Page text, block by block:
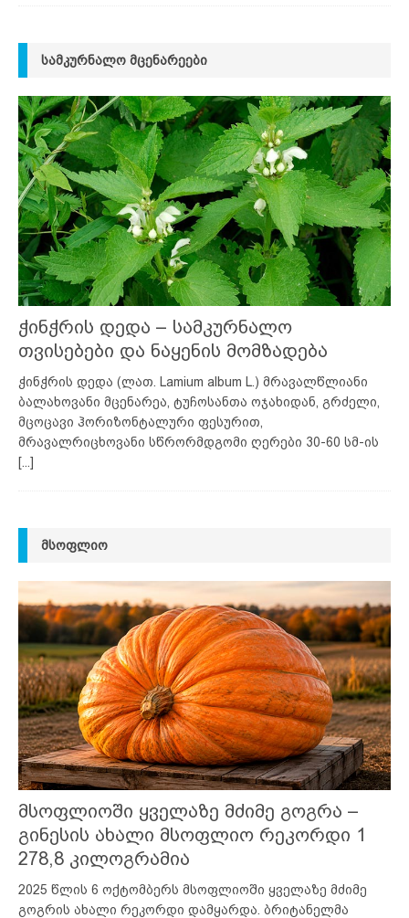
ᲡᲐᲛᲙᲣᲠᲜᲐᲚᲝ ᲛᲪᲔᲜᲐᲠᲔᲔᲑᲘ
ჭინჭრის დედა – სამკურნალო
თვისებები და ნაყენის მომზადება
ჭინჭრის დედა (ლათ. Lamium album L.) მრავალწლიანი
ბალახოვანი მცენარეა, ტუჩოსანთა ოჯახიდან, გრძელი,
მცოცავი ჰორიზონტალური ფესურით,
მრავალრიცხოვანი სწრორმდგომი ღერები 30-60 სმ-ის
[...]
ᲛᲡᲝᲤᲚᲘᲝ
მსოფლიოში ყველაზე მძიმე გოგრა –
გინესის ახალი მსოფლიო რეკორდი 1
278,8 კილოგრამია
2025 წლის 6 ოქტომბერს მსოფლიოში ყველაზე მძიმე
გოგრის ახალი რეკორდი დამყარდა. ბრიტანელმა